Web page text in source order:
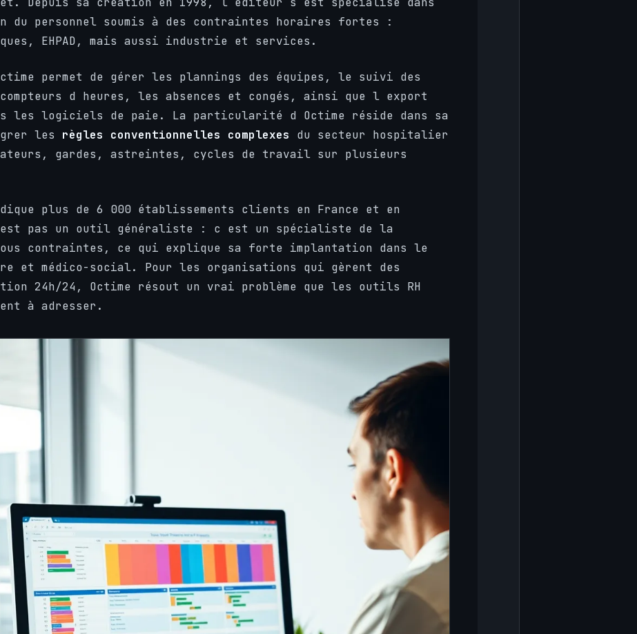
personnel soumis à des contraintes horaires fortes :
EHPAD, mais aussi industrie et services.
permet de gérer les plannings des équipes, le suivi des
d heures, les absences et congés, ainsi que l export
les logiciels de paie. La particularité d Octime réside dans sa
les règles conventionnelles complexes du secteur hospitalier
gardes, astreintes, cycles de travail sur plusieurs
plus de 6 000 établissements clients en France et en
est pas un outil généraliste : c est un spécialiste de la
contraintes, ce qui explique sa forte implantation dans le
et médico-social. Pour les organisations qui gèrent des
24h/24, Octime résout un vrai problème que les outils RH
à adresser.